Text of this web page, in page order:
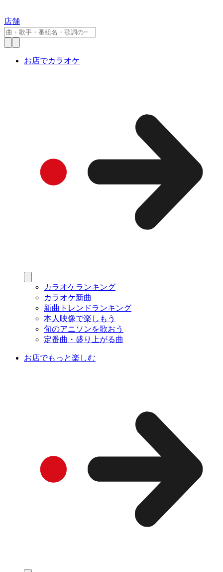
店舗
お店でカラオケ
カラオケランキング
カラオケ新曲
新曲トレンドランキング
本人映像で楽しもう
旬のアニソンを歌おう
定番曲・盛り上がる曲
お店でもっと楽しむ